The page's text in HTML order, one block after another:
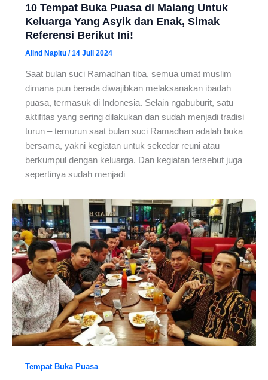
10 Tempat Buka Puasa di Malang Untuk
Keluarga Yang Asyik dan Enak, Simak
Referensi Berikut Ini!
Alind Napitu /14 Juli 2024
Saat bulan suci Ramadhan tiba, semua umat muslim
dimana pun berada diwajibkan melaksanakan ibadah
puasa, termasuk di Indonesia. Selain ngabuburit, satu
aktifitas yang sering dilakukan dan sudah menjadi tradisi
turun – temurun saat bulan suci Ramadhan adalah buka
bersama, yakni kegiatan untuk sekedar reuni atau
berkumpul dengan keluarga. Dan kegiatan tersebut juga
sepertinya sudah menjadi
Tempat Buka Puasa